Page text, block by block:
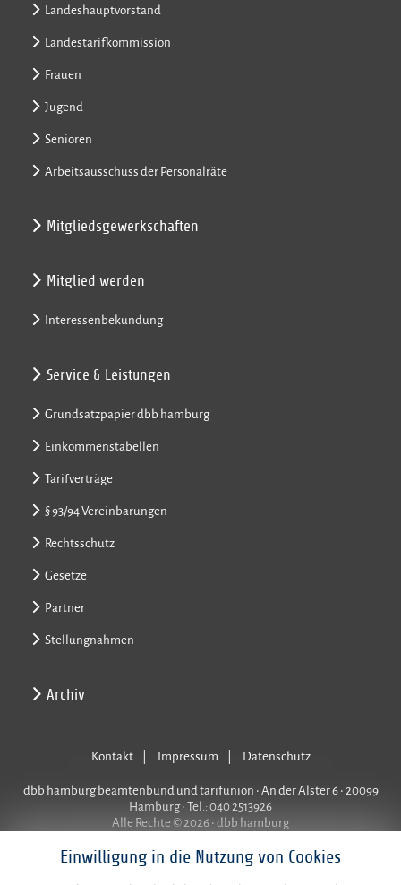
Einwilligung in die Nutzung von Cookies
Landeshauptvorstand
Landestarifkommission
Frauen
Jugend
Senioren
Arbeitsausschuss der Personalräte
Mitgliedsgewerkschaften
Mitglied werden
Interessenbekundung
Service & Leistungen
Grundsatzpapier dbb hamburg
Einkommenstabellen
Tarifverträge
§ 93/94 Vereinbarungen
Rechtsschutz
Gesetze
Partner
Stellungnahmen
Archiv
Kontakt Impressum Datenschutz
dbb hamburg beamtenbund und tarifunion • An der Alster 6 • 20099
Hamburg • Tel.: 040 2513926
Alle Rechte © 2026 • dbb hamburg